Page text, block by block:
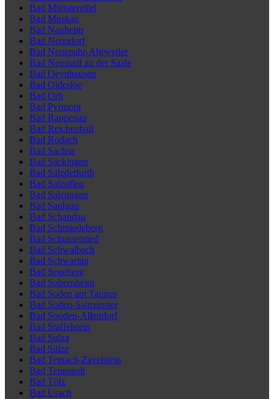
Bad Münstereifel
Bad Muskau
Bad Nauheim
Bad Nenndorf
Bad Neuenahr-Ahrweiler
Bad Neustadt an der Saale
Bad Oeynhausen
Bad Oldesloe
Bad Orb
Bad Pyrmont
Bad Rappenau
Bad Reichenhall
Bad Rodach
Bad Sachsa
Bad Säckingen
Bad Salzdetfurth
Bad Salzuflen
Bad Salzungen
Bad Saulgau
Bad Schandau
Bad Schmiedeberg
Bad Schussenried
Bad Schwalbach
Bad Schwartau
Bad Segeberg
Bad Sobernheim
Bad Soden am Taunus
Bad Soden-Salmünster
Bad Sooden-Allendorf
Bad Staffelstein
Bad Sulza
Bad Sülze
Bad Teinach-Zavelstein
Bad Tennstedt
Bad Tölz
Bad Urach